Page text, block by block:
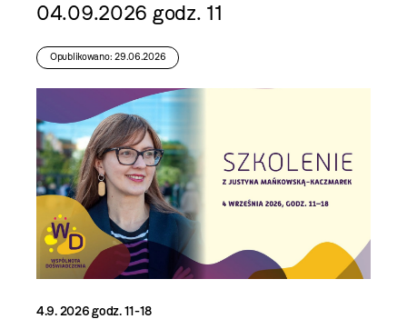
04.09.2026 godz. 11
Opublikowano: 29.06.2026
4.9. 2026 godz. 11-18